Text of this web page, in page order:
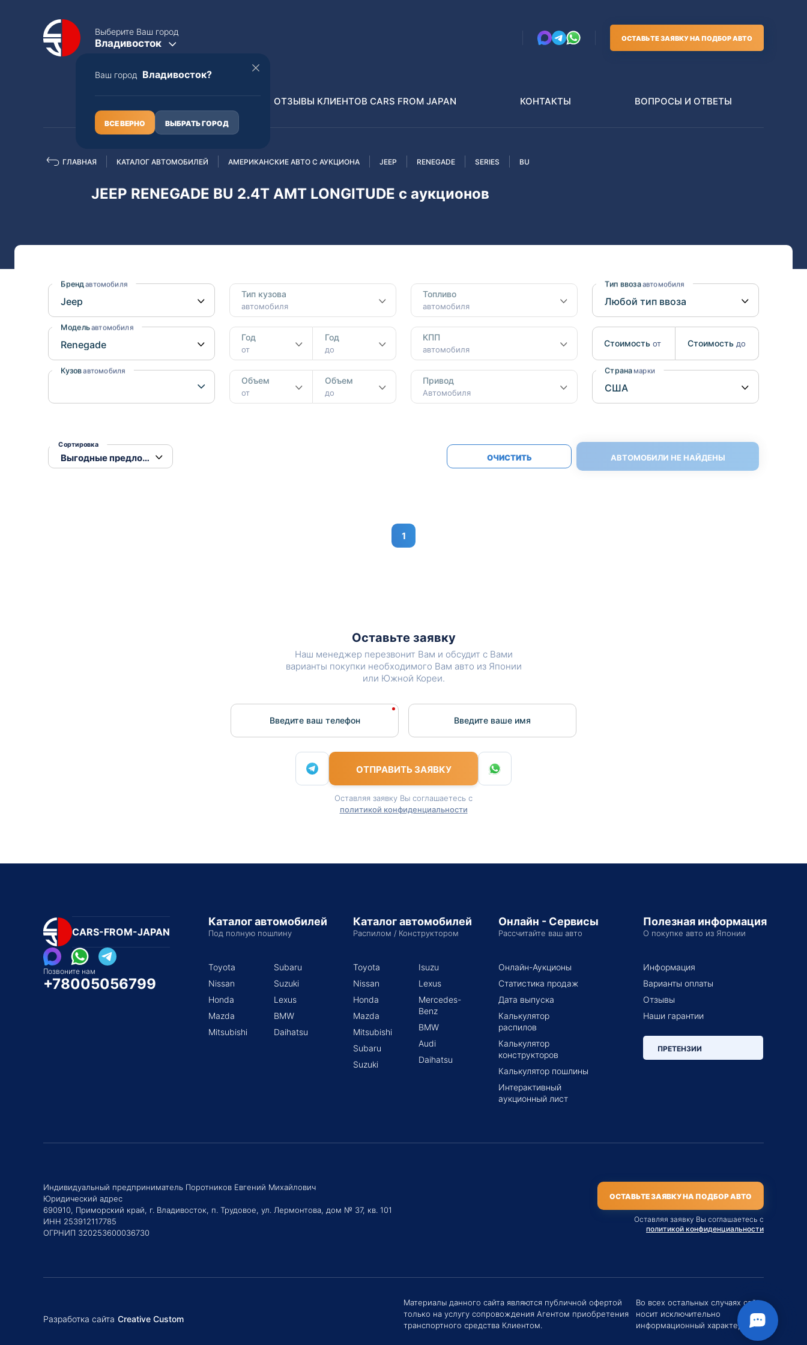
Выберите Ваш город
Владивосток
Ваш город Владивосток?
ВСЕ ВЕРНО ВЫБРАТЬ ГОРОД
ОСТАВЬТЕ ЗАЯВКУ НА ПОДБОР АВТО
Полная пошлина
Nissan
Suzuki
Mitsubishi
Subaru
Mercedes-Benz
Распилы и конструкторы
Nissan
Mazda
Mitsubishi
Subaru
Suzuki
Lexus
Audi
Nissan
Mitsubishi
Isuzu
Hino
ОТЗЫВЫ КЛИЕНТОВ CARS FROM JAPAN КОНТАКТЫ ВОПРОСЫ И ОТВЕТЫ
ГЛАВНАЯ КАТАЛОГ АВТОМОБИЛЕЙ АМЕРИКАНСКИЕ АВТО С АУКЦИОНА JEEP RENEGADE SERIES BU
JEEP RENEGADE BU 2.4T AMT LONGITUDE с аукционов
Бренд автомобиля
Модельавтомобиля
Кузовавтомобиля
Тип кузова
автомобиля
Год
от
Год
до
Объем
от
Объем
до
Топливо
автомобиля
КПП
автомобиля
Привод
Автомобиля
Тип ввозаавтомобиля
Стоимость от Стоимость до
Страна марки
Сортировка
ОЧИСТИТЬ АВТОМОБИЛИ НЕ НАЙДЕНЫ
1
Оставьте заявку
Наш менеджер перезвонит Вам и обсудит с Вами
варианты покупки необходимого Вам авто из Японии
или Южной Кореи.
Введите ваш телефон Введите вашe имя
ОТПРАВИТЬ ЗАЯВКУ
Оставляя заявку Вы соглашаетесь с
политикой конфиденциальности
CARS-FROM-JAPAN
Позвоните нам
+78005056799
Каталог автомобилей
Под полную пошлину
Toyota
Nissan
Honda
Mazda
Mitsubishi
Subaru
Suzuki
Lexus
BMW
Daihatsu
Каталог автомобилей
Распилом / Конструктором
Toyota
Nissan
Honda
Mazda
Mitsubishi
Subaru
Suzuki
Isuzu
Lexus
Mercedes-
Benz
BMW
Audi
Daihatsu
Онлайн - Сервисы
Рассчитайте ваш авто
Онлайн-Аукционы
Статистика продаж
Дата выпуска
Калькулятор
распилов
Калькулятор
конструкторов
Калькулятор пошлины
Интерактивный
аукционный лист
Полезная информация
О покупке авто из Японии
Информация
Варианты оплаты
Отзывы
Наши гарантии
ПРЕТЕНЗИИ
Индивидуальный предприниматель Поротников Евгений Михайлович
Юридический адрес
690910, Приморский край, г. Владивосток, п. Трудовое, ул. Лермонтова, дом № 37, кв. 101
ИНН 253912117785
ОГРНИП 320253600036730
ОСТАВЬТЕ ЗАЯВКУ НА ПОДБОР АВТО
Оставляя заявку Вы соглашаетесь с
политикой конфиденциальности
Материалы данного сайта являются публичной офертой
только на услугу сопровождения Агентом приобретения
транспортного средства Клиентом.
Во всех остальных случаях сайт
носит исключительно
информационный характер.
Разработка сайта Creative Custom Евгений Хоменко
Здравствуйте! Если у вас есть вопросы (Цена,
задать их мне в чат!